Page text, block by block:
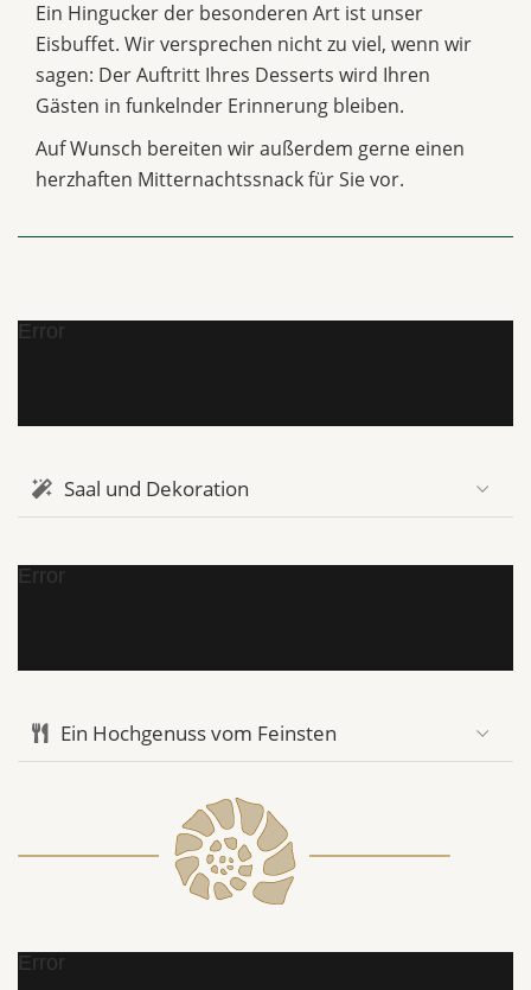
Ein Hingucker der besonderen Art ist unser
Eisbuffet. Wir versprechen nicht zu viel, wenn wir
sagen: Der Auftritt Ihres Desserts wird Ihren
Gästen in funkelnder Erinnerung bleiben.
Auf Wunsch bereiten wir außerdem gerne einen
herzhaften Mitternachtssnack für Sie vor.
Error
Saal und Dekoration
Error
Ein Hochgenuss vom Feinsten
Error